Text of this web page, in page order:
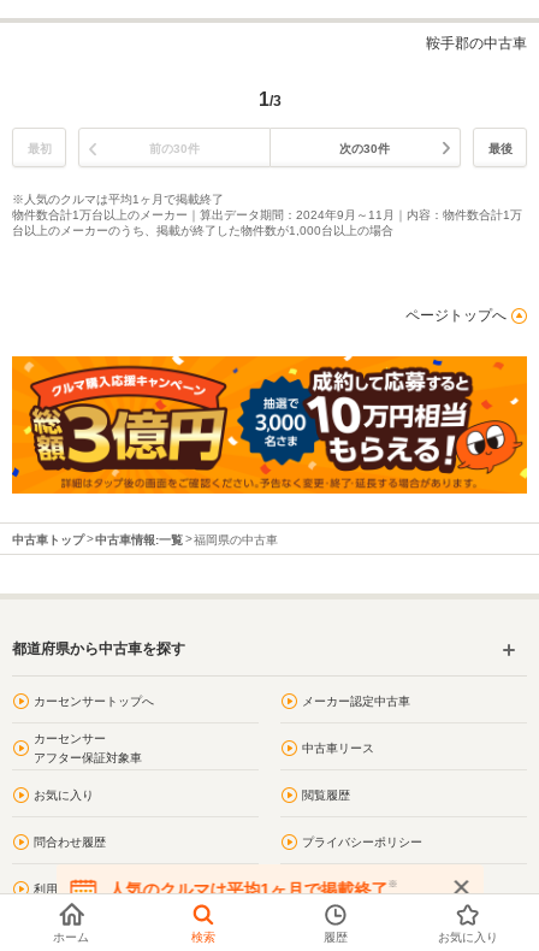
鞍手郡の中古車
1/3
最初 前の30件 次の30件 最後
※人気のクルマは平均1ヶ月で掲載終了
物件数合計1万台以上のメーカー｜算出データ期間：2024年9月～11月｜内容：物件数合計1万
台以上のメーカーのうち、掲載が終了した物件数が1,000台以上の場合
ページトップへ
中古車トップ 中古車情報:一覧 福岡県の中古車
都道府県から中古車を探す
カーセンサートップへ メーカー認定中古車
カーセンサー
アフター保証対象車
中古車リース
お気に入り 閲覧履歴
問合わせ履歴 プライバシーポリシー
利用規約 サイトマップ
お問い合わせ 福岡の街情報
人気のクルマは平均1ヶ月で掲載終了※
在庫が無くなる前にお問い合わせください
ホーム 検索 履歴 お気に入り